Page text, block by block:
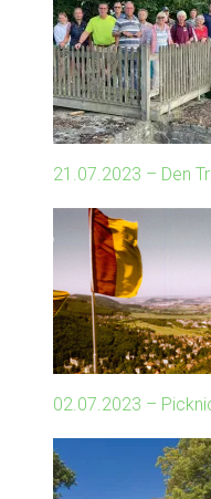
21.07.2023 – Den
02.07.2023 –